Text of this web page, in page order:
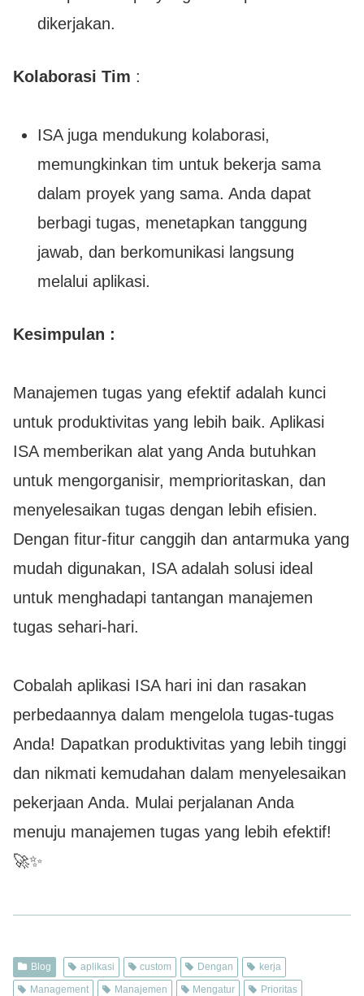
dikerjakan.
Kolaborasi Tim :
ISA juga mendukung kolaborasi,
memungkinkan tim untuk bekerja sama
dalam proyek yang sama. Anda dapat
berbagi tugas, menetapkan tanggung
jawab, dan berkomunikasi langsung
melalui aplikasi.
Kesimpulan :
Manajemen tugas yang efektif adalah kunci
untuk produktivitas yang lebih baik. Aplikasi
ISA memberikan alat yang Anda butuhkan
untuk mengorganisir, memprioritaskan, dan
menyelesaikan tugas dengan lebih efisien.
Dengan fitur-fitur canggih dan antarmuka yang
mudah digunakan, ISA adalah solusi ideal
untuk menghadapi tantangan manajemen
tugas sehari-hari.
Cobalah aplikasi ISA hari ini dan rasakan
perbedaannya dalam mengelola tugas-tugas
Anda! Dapatkan produktivitas yang lebih tinggi
dan nikmati kemudahan dalam menyelesaikan
pekerjaan Anda. Mulai perjalanan Anda
menuju manajemen tugas yang lebih efektif!
🚀✨
Blog aplikasi custom Dengan
kerja
Management
Manajemen Mengatur
Prioritas